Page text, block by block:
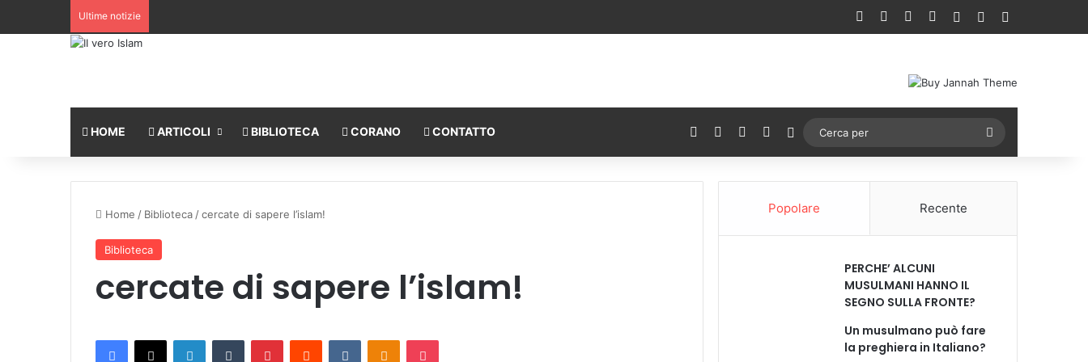
Ultime notizie Facebook You TubeInstagram
AccediUn articolo a
HOME ARTICOLI BIBLIOTECA CORANO CONTATTO Facebook You TubeInstagram
Cambia aspetto
per
Home / Biblioteca /cercate di sapere l’islam!
Biblioteca
cercate di sapere l’islam!
Popolare Recente
PERCHE’ ALCUNI
MUSULMANI HANNO IL
SEGNO SULLA FRONTE?
Un musulmano può fare
la preghiera in Italiano?